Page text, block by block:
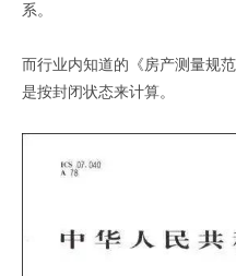
系。
而行业内知道的《房产测量规
是按封闭状态来计算。